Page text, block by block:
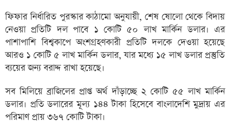
ফিফার নির্ধারিত পুরস্কার কাঠামো অনুযায়ী, শেষ ষোলো থেকে বিদায়
নেওয়া প্রতিটি দল পাবে ১ কোটি ৫০ লাখ মার্কিন ডলার। এর
পাশাপাশি বিশ্বকাপে অংশগ্রহণকারী প্রতিটি দলকে দেওয়া হয়েছে
আরও ১ কোটি ৫ লাখ মার্কিন ডলার, যার মধ্যে ১৫ লাখ ডলার প্রস্তুতি
ব্যয়ের জন্য বরাদ্দ রাখা হয়েছে।
সব মিলিয়ে ব্রাজিলের প্রাপ্ত অর্থ দাঁড়াচ্ছে ২ কোটি ৫৫ লাখ মার্কিন
ডলার। প্রতি ডলারের মূল্য ১৪৪ টাকা হিসেবে বাংলাদেশি মুদ্রায় এর
পরিমাণ প্রায় ৩৬৭ কোটি টাকা।